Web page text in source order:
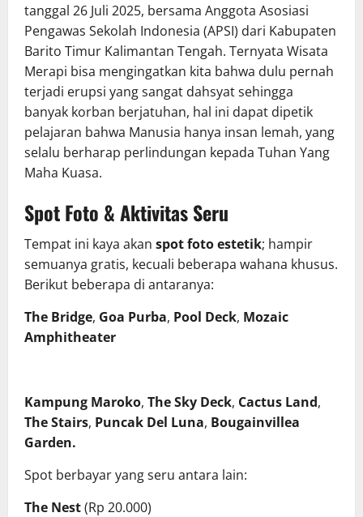
tanggal 26 Juli 2025, bersama Anggota Asosiasi
Pengawas Sekolah Indonesia (APSI) dari Kabupaten
Barito Timur Kalimantan Tengah. Ternyata Wisata
Merapi bisa mengingatkan kita bahwa dulu pernah
terjadi erupsi yang sangat dahsyat sehingga
banyak korban berjatuhan, hal ini dapat dipetik
pelajaran bahwa Manusia hanya insan lemah, yang
selalu berharap perlindungan kepada Tuhan Yang
Maha Kuasa.
Spot Foto & Aktivitas Seru
Tempat ini kaya akan spot foto estetik; hampir
semuanya gratis, kecuali beberapa wahana khusus.
Berikut beberapa di antaranya:
The Bridge, Goa Purba, Pool Deck, Mozaic
Amphitheater
Kampung Maroko, The Sky Deck, Cactus Land,
The Stairs, Puncak Del Luna, Bougainvillea
Garden.
Spot berbayar yang seru antara lain:
The Nest(Rp 20.000)